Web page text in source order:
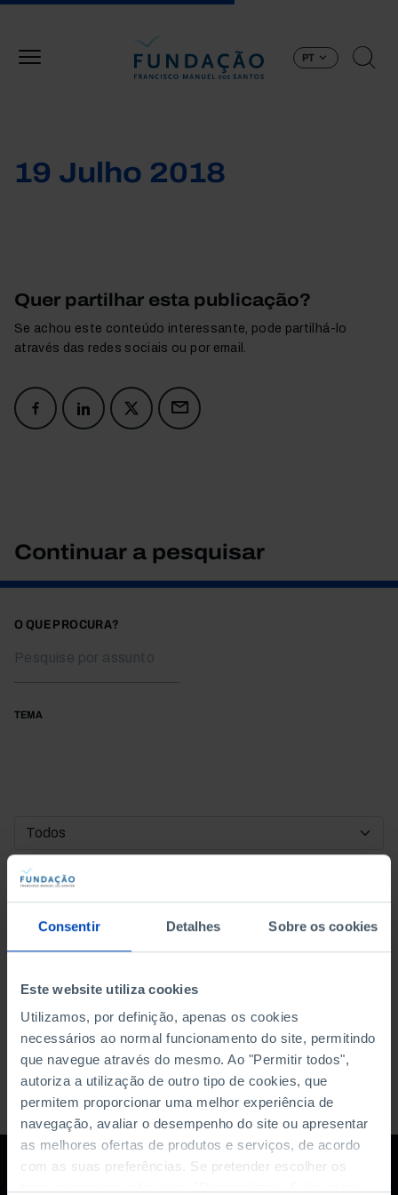
Consentir Detalhes Sobre os cookies
Este website utiliza cookies
Utilizamos, por definição, apenas os cookies
necessários ao normal funcionamento do site, permitindo
que navegue através do mesmo. Ao "Permitir todos",
autoriza a utilização de outro tipo de cookies, que
permitem proporcionar uma melhor experiência de
navegação, avaliar o desempenho do site ou apresentar
as melhores ofertas de produtos e serviços, de acordo
com as suas preferências. Se pretender escolher os
PT
19 Julho 2018
Quer partilhar esta publicação?
Se achou este conteúdo interessante, pode partilhá-lo
através das redes sociais ou por email.
Continuar a pesquisar
O QUE PROCURA?
TEMA
DATA DE INÍCIO
DATA DE FIM